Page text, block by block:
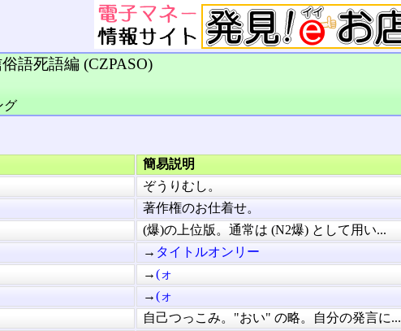
俗語死語編 (CZPASO)
グ
簡易説明
ぞうりむし。
著作権のお仕着せ。
(爆)の上位版。通常は (N2爆) として用い...
→ タイトルオンリー
→(ォ
→(ォ
自己つっこみ。"おい" の略。自分の発言に...